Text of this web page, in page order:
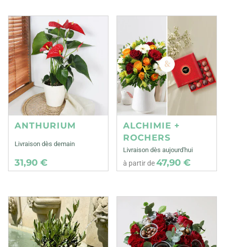
ANTHURIUM
Livraison dès demain
31,90 €
ALCHIMIE +
ROCHERS
Livraison dès aujourd'hui
à partir de47,90 €